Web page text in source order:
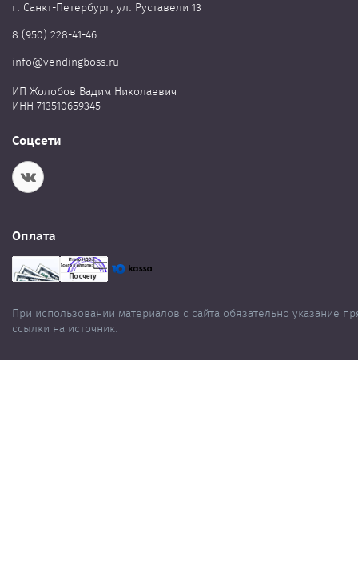
г. Cанкт-Петербург, ул. Руставели 13
8 (950) 228-41-46
info@vendingboss.ru
ИП Жолобов Вадим Николаевич
ИНН 713510659345
Соцсети
Оплата
При использовании материалов с сайта обязательно указание
ссылки на источник.